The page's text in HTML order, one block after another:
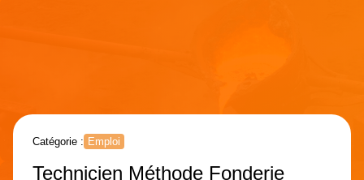
Catégorie : Emploi
Technicien Méthode Fonderie